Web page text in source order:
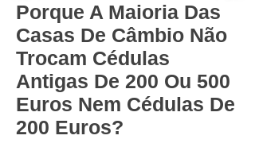
Porque A Maioria Das
Casas De Câmbio Não
Trocam Cédulas
Antigas De 200 Ou 500
Euros Nem Cédulas De
200 Euros?